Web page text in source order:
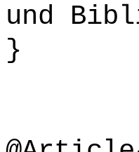
und
}